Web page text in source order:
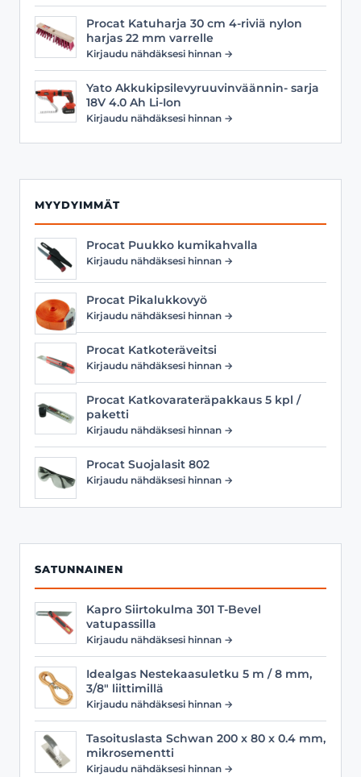
Procat Katuharja 30 cm 4-riviä nylon
harjas 22 mm varrelle
Kirjaudu nähdäksesi hinnan →
Yato Akkukipsilevyruuvinväännin- sarja
18V 4.0 Ah Li-Ion
Kirjaudu nähdäksesi hinnan →
MYYDYIMMÄT
Procat Puukko kumikahvalla
Kirjaudu nähdäksesi hinnan →
Procat Pikalukkovyö
Kirjaudu nähdäksesi hinnan →
Procat Katkoteräveitsi
Kirjaudu nähdäksesi hinnan →
Procat Katkovarateräpakkaus 5 kpl /
paketti
Kirjaudu nähdäksesi hinnan →
Procat Suojalasit 802
Kirjaudu nähdäksesi hinnan →
SATUNNAINEN
Kapro Siirtokulma 301 T-Bevel
vatupassilla
Kirjaudu nähdäksesi hinnan →
Idealgas Nestekaasuletku 5 m / 8 mm,
3/8" liittimillä
Kirjaudu nähdäksesi hinnan →
Tasoituslasta Schwan 200 x 80 x 0.4 mm,
mikrosementti
Kirjaudu nähdäksesi hinnan →